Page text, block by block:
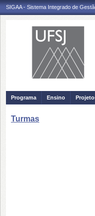
SIGAA - Sistema Integrado de
Programa Ensino
Turmas